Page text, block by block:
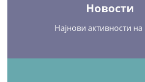
Новости
Најнови активности